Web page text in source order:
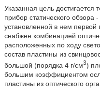
Указанная цель достигается
прибор статического обзора
установленной в нем первой
снабжен комбинацией
расположенных по ходу
состав пластины из
большой (порядка 4 г/см3)
большим коэффициентом
пластины из оптического